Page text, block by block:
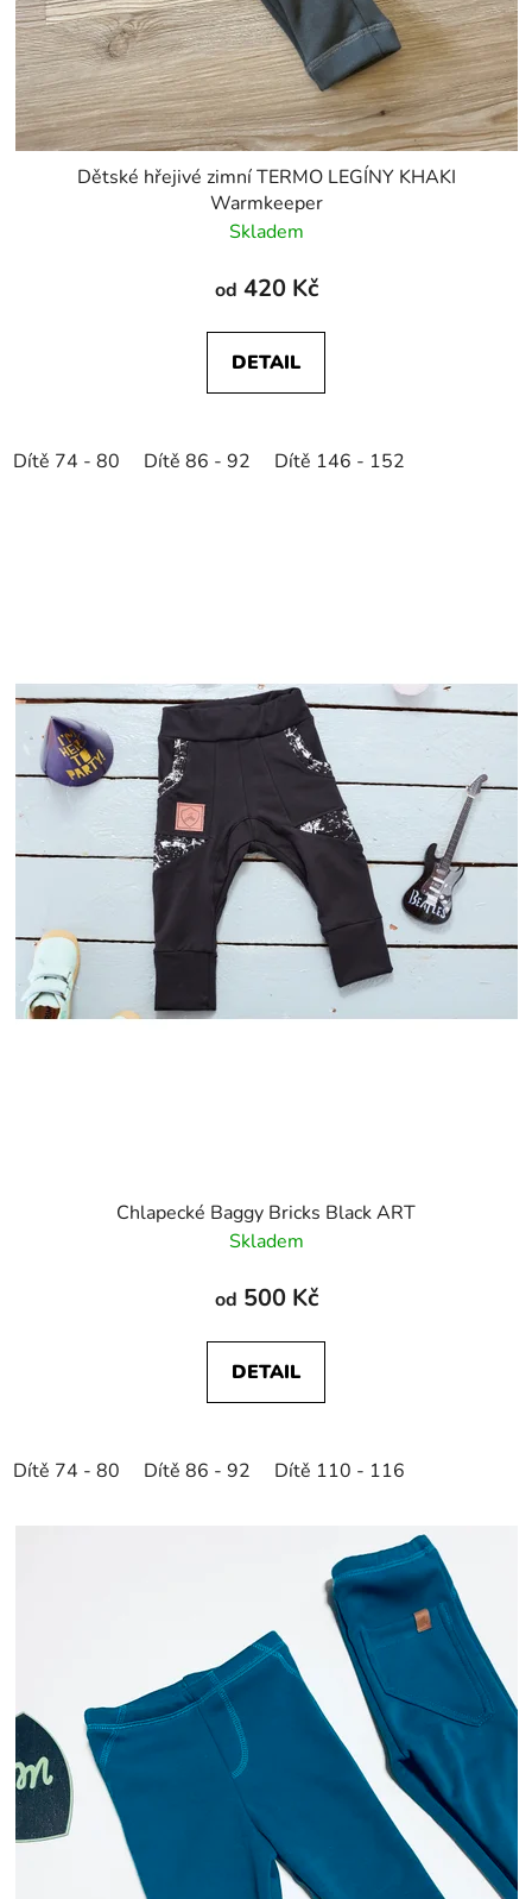
Dětské hřejivé zimní TERMO LEGÍNY KHAKI
Warmkeeper
Skladem
od 420 Kč
DETAIL
Dítě 74 - 80 Dítě 86 - 92 Dítě 146 - 152
Chlapecké Baggy Bricks Black ART
Skladem
od 500 Kč
DETAIL
Dítě 74 - 80 Dítě 86 - 92 Dítě 110 - 116